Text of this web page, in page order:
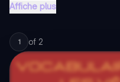
Affiche plus
1 of 2